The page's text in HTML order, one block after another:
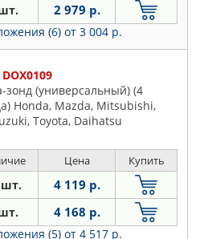
2 979 р.
(6) от 3 004 р.
DOX0109
зонд (универсальный) (4
Honda, Mazda, Mitsubishi,
Toyota, Daihatsu
Цена Купить
шт. 4 119 р.
4 168 р.
(5) от 4 517 р.